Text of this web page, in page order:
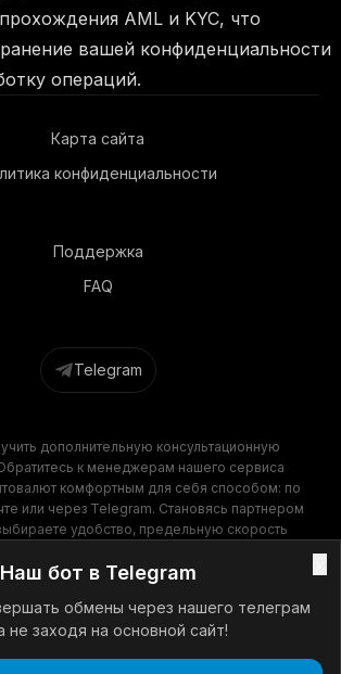
AML и KYC, что
вашей конфиденциальности
операций.
Карта сайта
конфиденциальности
Поддержка
FAQ
Telegram
дополнительную консультационную
к менеджерам нашего сервиса
комфортным для себя способом: по
или через Telegram. Становясь партнером
удобство, предельную скорость
качество обслуживания на всех этапах
Наш бот в Telegram
обмены через нашего телеграм
не заходя на основной сайт!